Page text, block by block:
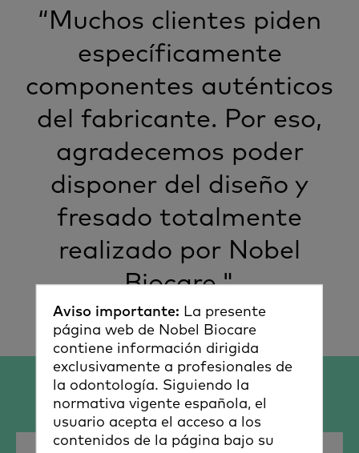
Aviso importante: La presente
página web de Nobel Biocare
contiene información dirigida
exclusivamente a profesionales de
la odontología. Siguiendo la
normativa vigente española, el
usuario acepta el acceso a los
contenidos de la página bajo su
“Muchos clientes piden
específicamente
componentes auténticos
del fabricante. Por eso,
agradecemos poder
disponer del diseño y
fresado totalmente
realizado por Nobel
Biocare."
RECURSOS